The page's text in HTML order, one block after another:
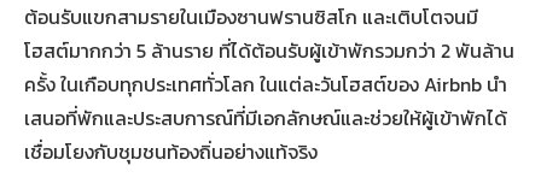
ต้อนรับแขกสามรายในเมืองซานฟรานซิสโก และเติบโตจนมี
โฮสต์มากกว่า 5 ล้านราย ที่ได้ต้อนรับผู้เข้าพักรวมกว่า 2 พันล้าน
ครั้ง ในเกือบทุกประเทศทั่วโลก ในแต่ละวันโฮสต์ของ Airbnb นำ
เสนอที่พักและประสบการณ์ที่มีเอกลักษณ์และช่วยให้ผู้เข้าพักได้
เชื่อมโยงกับชุมชนท้องถิ่นอย่างแท้จริง